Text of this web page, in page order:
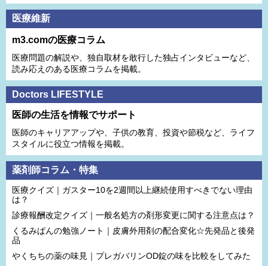
医療維新
m3.comの医療コラム
医療問題の解説や、独⾃取材を敢⾏した独占インタビューなど、
読み応えのある医療コラムを掲載。
Doctors LIFESTYLE
医師の生活を情報でサポート
医師のキャリアアップや、子供の教育、投資や節税など、ライフ
スタイルに役立つ情報を掲載。
薬剤師コラム・特集
医療クイズ｜ガスター10を2週間以上継続使用すべきでない理由
は？
診療報酬改定クイズ｜一般名処方の剤形変更に関する注意点は？
くるみぱんの勉強ノート｜皮膚外用剤の配合変化☆先発品と後発
品
やくちちの薬の味見｜プレガバリンOD錠の味を比較をしてみた